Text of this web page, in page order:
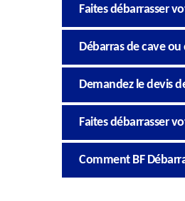
Faites débarrasser
Débarras de cave
Demandez le devis
Faites débarrasser
Comment BF